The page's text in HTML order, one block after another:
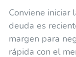
Conviene iniciar
deuda es
margen para
rápida con el